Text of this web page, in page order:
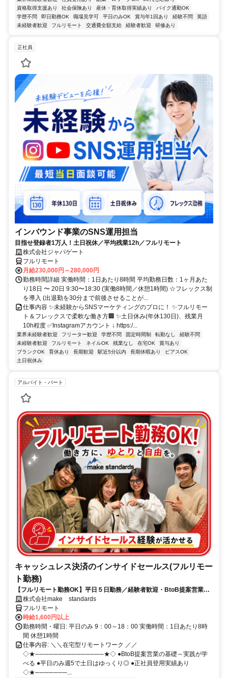
資格取得支援あり
社会保険あり 産休・育休取得実績あり
バイク通勤OK
学歴不問
即日勤務OK 職場見学可 平日のみOK 賞与年1回あり 経験不問
英語
未経験者歓迎
フルリモート 交通費全額支給 経験者歓迎 研修あり
正社員
インバウンド事業のSNS運用担当
目指せ登録者1万人！土日祝休／平均残業12h／フルリモート
株式会社ジャパゲート
フルリモート
月給230,000円～280,000円
勤務時間詳細 実働時間：1日あたり8時間 平均勤務日数：1ヶ月あた
り18日 〜 20日 9:30〜18:30 (実働8時間／休憩1時間) ☆フレックス制
を導入 (出退勤を30分まで前後させることが...
仕事内容 ✨未経験からSNSマーケティングのプロに！ ✨フルリモー
ト＆フレックスで柔軟な働き方🏢 ✨土日休み(年休130日)、残業月
10h程度 ✅Instagramアカウント ↓ https:/...
業界未経験者歓迎 フリーター歓迎 学歴不問 固定時間制 転勤なし
経験不問
未経験者歓迎
フルリモート ネイルOK 残業なし 在宅OK
賞与あり
ブランクOK
育休あり 長期歓迎 駅近5分以内 長期休暇あり
ピアスOK
土日祝休み
アルバイト・パート
キャッシュレス決済のインサイドセールス(フルリモー
ト勤務)
【フルリモート勤務OK】平日５日勤務／経験者歓迎・BtoB提案営業で
スキルアップ
株式会社make standards
フルリモート
時給1,600円以上
勤務時間・曜日: 平日のみ 9：00～18：00 実働時間：1日あたり8時
間 休憩1時間
仕事内容: ＼＼在宅型リモートワーク ／／
◇★───────────────★◇ ●BtoB提案営業の基礎～実践が学
べる ●平日のみ週5で土日はゆっくり◎ ●正社員登用実績あり
◇★───────...